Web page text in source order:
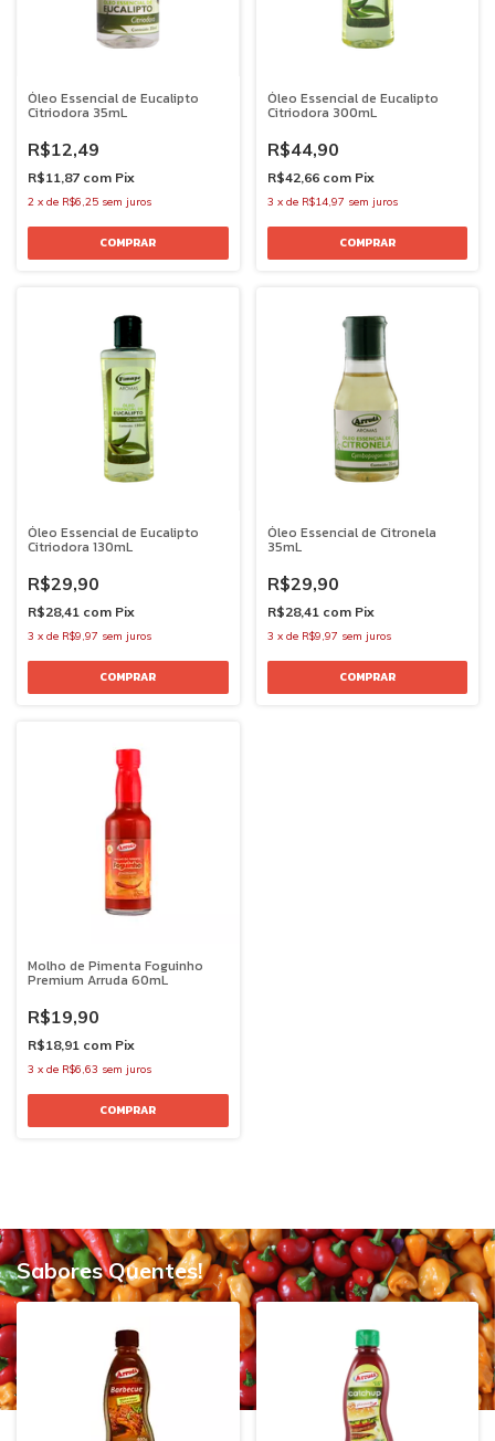
Óleo Essencial de Eucalipto
Citriodora 35mL
R$12,49
R$11,87 com Pix
2 x de R$6,25 sem juros
Óleo Essencial de Eucalipto
Citriodora 300mL
R$44,90
R$42,66 com Pix
3 x de R$14,97 sem juros
Óleo Essencial de Eucalipto
Citriodora 130mL
R$29,90
R$28,41 com Pix
3 x de R$9,97 sem juros
Óleo Essencial de Citronela
35mL
R$29,90
R$28,41 com Pix
3 x de R$9,97 sem juros
Molho de Pimenta Foguinho
Premium Arruda 60mL
R$19,90
R$18,91 com Pix
3 x de R$6,63 sem juros
Sabores Quentes!